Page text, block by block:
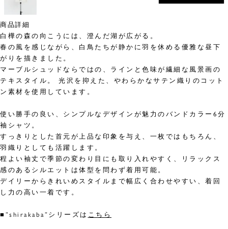
商品詳細
白樺の森の向こうには、澄んだ湖が広がる。
春の風を感じながら、白鳥たちが静かに羽を休める優雅な昼下
がりを描きました。
マーブルシュッドならではの、ラインと色味が繊細な風景画の
テキスタイル。 光沢を抑えた、やわらかなサテン織りのコット
ン素材を使用しています。
使い勝手の良い、シンプルなデザインが魅力のバンドカラー6分
袖シャツ。
すっきりとした首元が上品な印象を与え、一枚ではもちろん、
羽織りとしても活躍します。
程よい袖丈で季節の変わり目にも取り入れやすく、リラックス
感のあるシルエットは体型を問わず着用可能。
デイリーからきれいめスタイルまで幅広く合わせやすい、着回
し力の高い一着です。
■”shirakaba”シリーズは こちら